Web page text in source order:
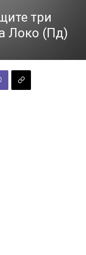
три
Локо (Пд)